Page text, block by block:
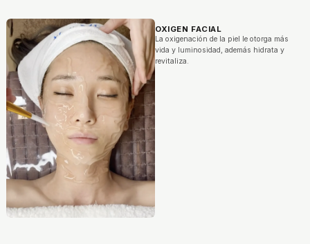
OXIGEN FACIAL
La oxigenación de la piel le otorga más
vida y luminosidad, además hidrata y
revitaliza.